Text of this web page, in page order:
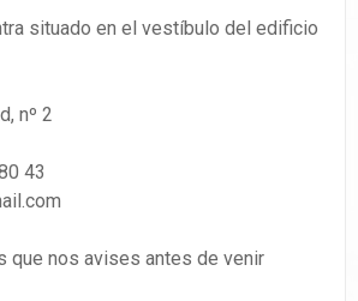
situado en el vestíbulo del edificio
nº 2
43
que nos avises antes de venir